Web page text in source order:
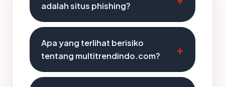
adalah situs phishing?
Apa yang terlihat berisiko
tentang multitrendindo.com?